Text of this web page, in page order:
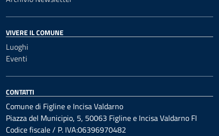
VIVERE IL COMUNE
Luoghi
Eventi
CONTATTI
Comune di Figline e Incisa Valdarno
Piazza del Municipio, 5, 50063 Figline e Incisa Valdarno FI
Codice fiscale / P. IVA:06396970482